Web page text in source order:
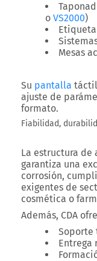
o VS2000)
Mesas
Su pantalla
ajuste de
formato.
Fiabilidad,
La estructura de
garantiza una
corrosión,
exigentes de
cosmética o
Además, CDA
Soporte
Entrega